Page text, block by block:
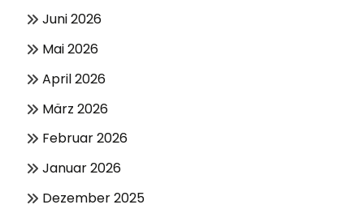
Juni 2026
Mai 2026
April 2026
März 2026
Februar 2026
Januar 2026
Dezember 2025